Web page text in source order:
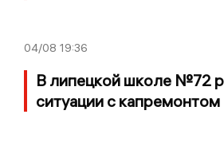
04/08 19:36
В липецкой школе №72
ситуации с капремонтом